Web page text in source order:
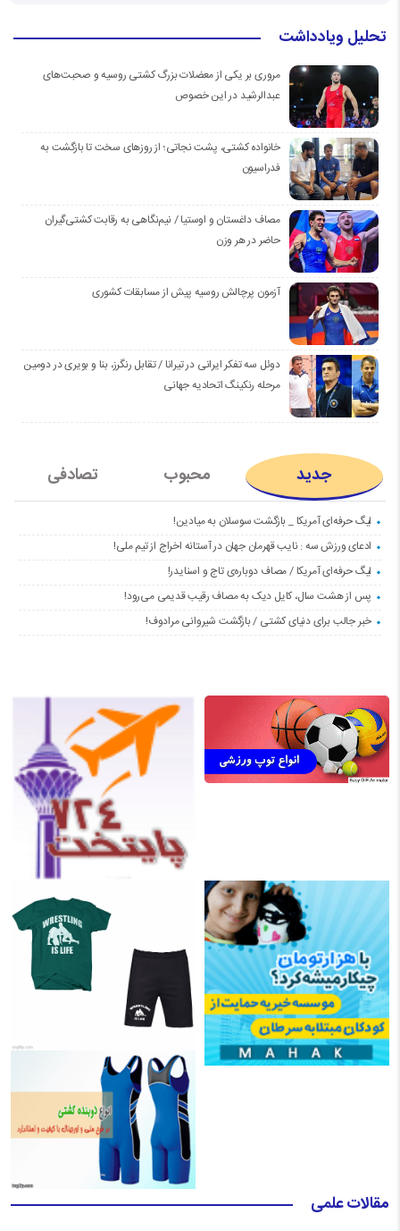
تحلیل ویادداشت
مروری بر یکی از معضلات بزرگ کشتی روسیه و صحبت‌های
عبدالرشید در این خصوص
خانواده کشتی، پشت نجاتی؛ از روزهای سخت تا بازگشت به
فدراسیون
مصاف داغستان و اوستیا / نیم‌نگاهی به رقابت کشتی‌گیران
حاضر در هر وزن
آزمون پرچالش روسیه پیش از مسابقات کشوری
دوئل سه تفکر ایرانی در تیرانا / تقابل رنگرز، بنا و بویری در دومین
مرحله رنکینگ اتحادیه جهانی
جدید محبوب تصادفی
لیگ حرفه‌ای آمریکا _ بازگشت سوسلان به میادین!
ادعای ورزش سه : نایب قهرمان جهان در آستانه اخراج از تیم ملی!
لیگ حرفه‌ای آمریکا / مصاف دوباره‌ی تاج و اسنایدر!
پس از هشت سال، کایل دیک به مصاف رقیب قدیمی می‌رود!
خبر جالب برای دنیای کشتی / بازگشت شیروانی مرادوف!
مقالات علمی